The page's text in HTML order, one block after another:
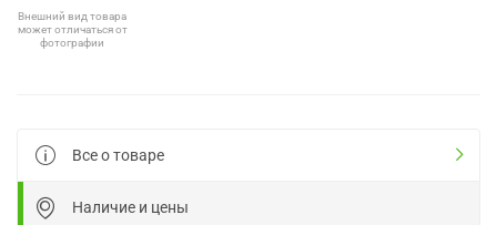
Внешний вид товара
может отличаться от
фотографии
Все о товаре
Наличие и цены